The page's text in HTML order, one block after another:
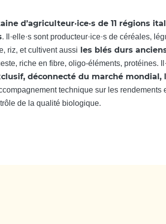
d’agriculteur·ice·s de 11 régions
. Il·elle·s sont producteur·ice·s de céréales,
riz, et cultivent aussi les blés durs
riche en fibre, oligo-éléments, protéines.
déconnecté du marché mondial,
technique sur les rendements
de la qualité biologique.